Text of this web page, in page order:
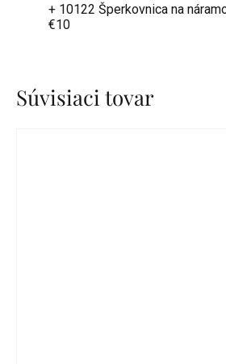
+ 10122 Šperkovnica na
€10
Súvisiaci tovar